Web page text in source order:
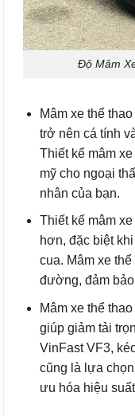
Độ Mâm
Mâm xe thể
trở nên cá tính
Thiết kế mâm
mỹ cho ngoại
nhân của bạn.
Thiết kế mâm
hơn, đặc biệt
cua. Mâm xe
đường, đảm
Mâm xe thể
giúp giảm tải
VinFast VF3,
cũng là lựa
ưu hóa hiệu